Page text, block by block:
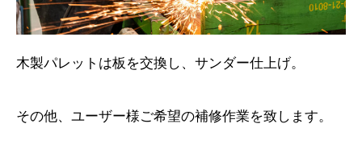
木製パレットは板を交換し、サンダー仕上げ。
その他、ユーザー様ご希望の補修作業を致します。